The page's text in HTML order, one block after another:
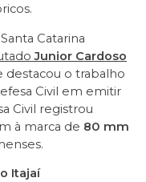
Catarina
Junior Cardoso
destacou o trabalho
Civil em emitir
Civil registrou
à marca de 80 mm
Itajaí